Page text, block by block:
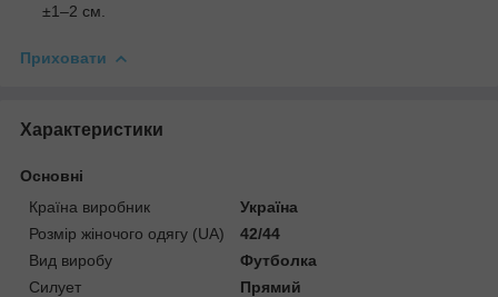
±1–2 см.
Приховати
Характеристики
Основні
Країна виробник
Україна
Розмір жіночого одягу (UA)
42/44
Вид виробу
Футболка
Силует
Прямий